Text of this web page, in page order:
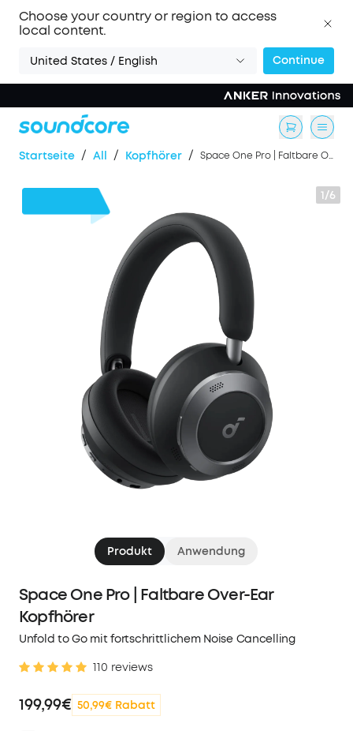
Choose your country or region to access
local content.
United States / English Continue
Startseite / All / Kopfhörer / Space One Pro | Faltbare Over-Ear Kopfhörer
1/6
Produkt Anwendung
Space One Pro | Faltbare Over-Ear
Kopfhörer
Unfold to Go mit fortschrittlichem Noise Cancelling
110 reviews
199,99€ 50,99€ Rabatt